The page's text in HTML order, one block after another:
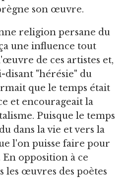
son œuvre.
religion persane du
une influence tout
de ces artistes et,
disant "hérésie" du
que le temps était
et encourageait la
Puisque le temps
dans la vie et vers la
l'on puisse faire pour
opposition à ce
les œuvres des poètes